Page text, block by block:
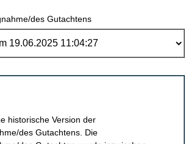
des Gutachtens
historische Version der
des Gutachtens. Die